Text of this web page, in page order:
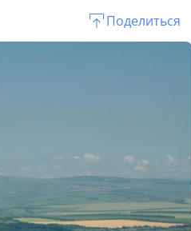
Поделиться